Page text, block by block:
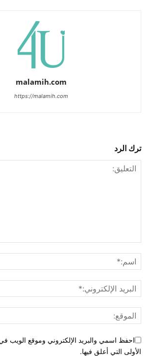
malamih.com
https://malamih.com
ترك الرد
احفظ اسمي والبريد الإلكتروني وموقع الويب
الأولى التي أعلق فيها.